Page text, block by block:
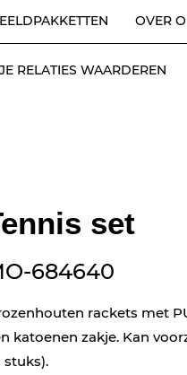
OVER
JE RELATIES WAARDEREN
set
684640
rackets met
katoenen zakje. Kan
stuks).